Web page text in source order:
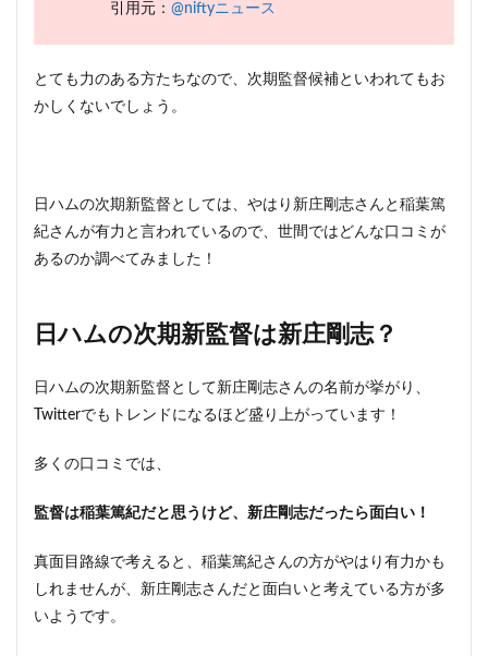
引用元： @niftyニュース
とても力のある方たちなので、次期監督候補といわれてもお
かしくないでしょう。
日ハムの次期新監督としては、やはり新庄剛志さんと稲葉篤
紀さんが有力と言われているので、世間ではどんな口コミが
あるのか調べてみました！
日ハムの次期新監督は新庄剛志？
日ハムの次期新監督として新庄剛志さんの名前が挙がり、
Twitterでもトレンドになるほど盛り上がっています！
多くの口コミでは、
監督は稲葉篤紀だと思うけど、新庄剛志だったら面白い！
真面目路線で考えると、稲葉篤紀さんの方がやはり有力かも
しれませんが、新庄剛志さんだと面白いと考えている方が多
いようです。